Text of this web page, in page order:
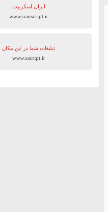
ایران اسکریپت
www.iranscript.ir
تبلیغات شما در این مکان
www.xscript.ir